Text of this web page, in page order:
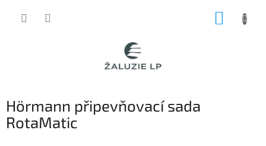
Hörmann připevňovací sada
RotaMatic